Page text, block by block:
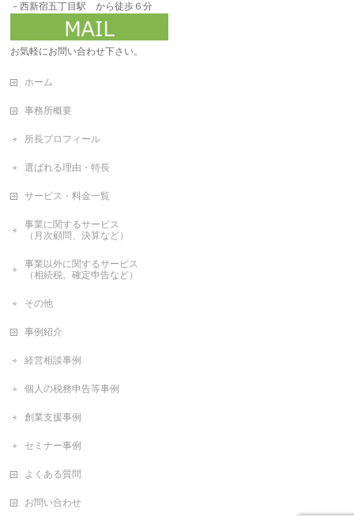
－西新宿五丁目駅 から徒歩６分
お気軽にお問い合わせ下さい。
ホーム
事務所概要
所長プロフィール
選ばれる理由・特長
サービス・料金一覧
事業に関するサービス
（月次顧問、決算など）
事業以外に関するサービス
（相続税、確定申告など）
その他
事例紹介
経営相談事例
個人の税務申告等事例
創業支援事例
セミナー事例
よくある質問
お問い合わせ